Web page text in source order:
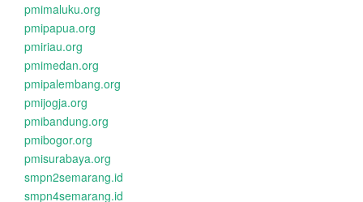
pmimaluku.org
pmipapua.org
pmiriau.org
pmimedan.org
pmipalembang.org
pmijogja.org
pmibandung.org
pmibogor.org
pmisurabaya.org
smpn2semarang.id
smpn4semarang.id